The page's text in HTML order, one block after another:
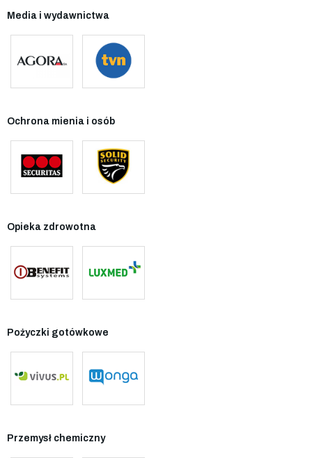
Media i wydawnictwa
Ochrona mienia i osób
Opieka zdrowotna
Pożyczki gotówkowe
Przemysł chemiczny